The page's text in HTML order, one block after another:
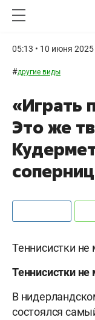
05:13 • 10 июня 2025
#другие виды
«Играть
Это же
Теннисистки не
Теннисистки не
В
состоялся